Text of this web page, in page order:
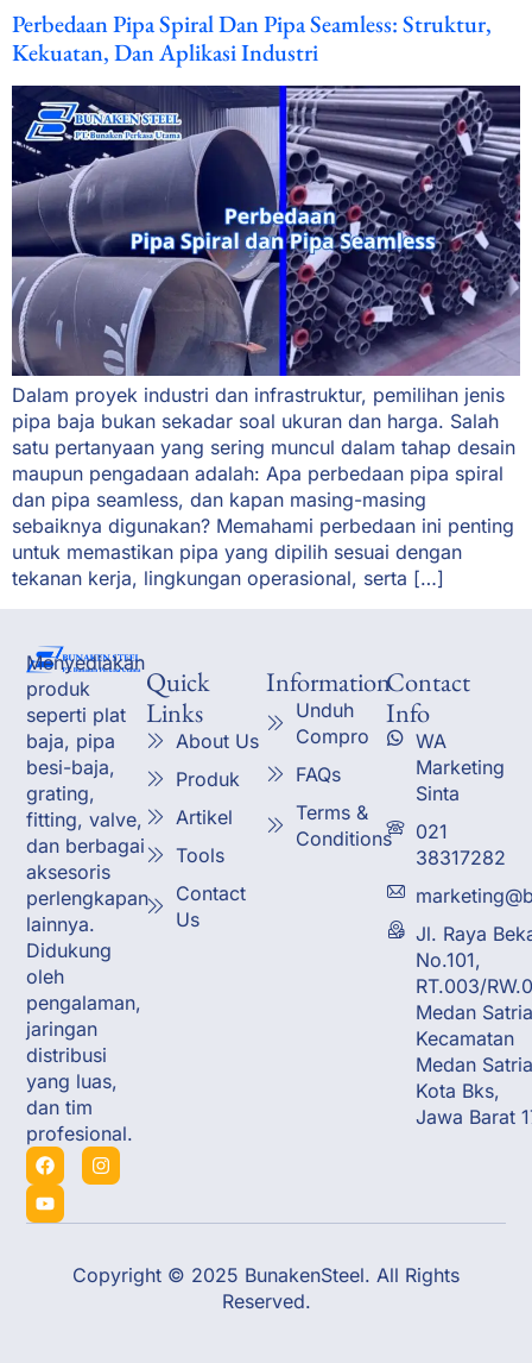
Perbedaan Pipa Spiral Dan Pipa Seamless: Struktur,
Kekuatan, Dan Aplikasi Industri
Dalam proyek industri dan infrastruktur, pemilihan jenis
pipa baja bukan sekadar soal ukuran dan harga. Salah
satu pertanyaan yang sering muncul dalam tahap desain
maupun pengadaan adalah: Apa perbedaan pipa spiral
dan pipa seamless, dan kapan masing-masing
sebaiknya digunakan? Memahami perbedaan ini penting
untuk memastikan pipa yang dipilih sesuai dengan
tekanan kerja, lingkungan operasional, serta […]
Menyediakan
produk
seperti plat
baja, pipa
besi-baja,
grating,
fitting, valve,
dan berbagai
aksesoris
perlengkapan
lainnya.
Didukung
oleh
pengalaman,
jaringan
distribusi
yang luas,
dan tim
profesional.
Quick
Links
About Us
Produk
Artikel
Tools
Contact
Us
Information
Unduh
Compro
FAQs
Terms &
Conditions
Contact
Info
WA
Marketing
Sinta
021
38317282
Jl. Raya
No.101,
RT.003/
Medan
Kecamatan
Medan
Kota Bks,
Jawa Barat
Copyright © 2025 BunakenSteel. All Rights
Reserved.